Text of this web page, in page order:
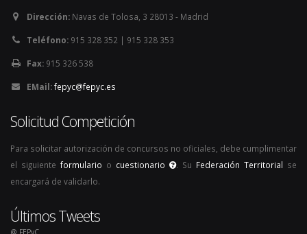
Dirección: Navas de Tolosa, 3 28013 - Madrid
Teléfono: 915 328 352 | 915 328 353
Fax: 915 326 538
EMail:fepyc@fepyc.es
Solicitud Competición
Para solicitar autorización de concursos no oficiales, debe cumplimentar
el siguiente formulario o cuestionario . Su Federación Territorial se
encargará de validarlo.
Últimos Tweets
@ FEPyC